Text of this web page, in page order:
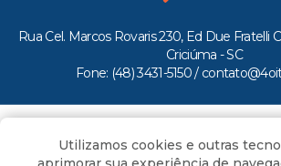
Rua Cel. Marcos Rovaris 230, Ed Due Fratelli
Criciúma - SC
Fone: (48) 3431-5150 /
Todos os direitos reservados ao
Utilizamos cookies e outras